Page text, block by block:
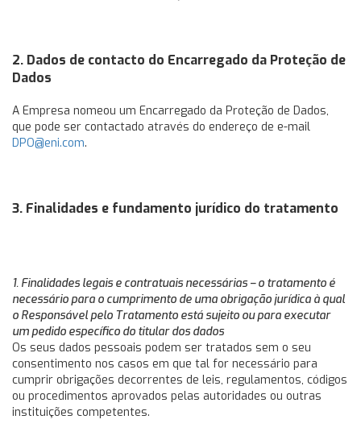
2. Dados de contacto do Encarregado da Proteção de
Dados
A Empresa nomeou um Encarregado da Proteção de Dados,
que pode ser contactado através do endereço de e-mail
DPO@eni.com.
3. Finalidades e fundamento jurídico do tratamento
1. Finalidades legais e contratuais necessárias – o tratamento é
necessário para o cumprimento de uma obrigação jurídica à qual
o Responsável pelo Tratamento está sujeito ou para executar
um pedido específico do titular dos dados
Os seus dados pessoais podem ser tratados sem o seu
consentimento nos casos em que tal for necessário para
cumprir obrigações decorrentes de leis, regulamentos, códigos
ou procedimentos aprovados pelas autoridades ou outras
instituições competentes.